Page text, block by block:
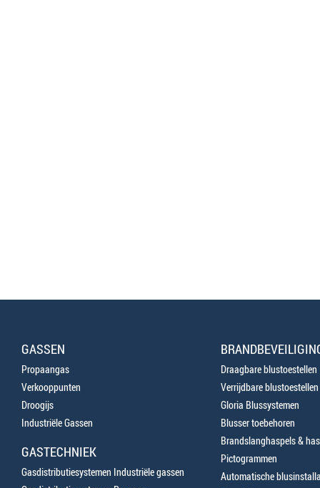
GASSEN
Propaangas
Verkooppunten
Droogijs
Industriële Gassen
GASTECHNIEK
Gasdistributiesystemen Industriële gassen
Draagbare blustoestellen
Verrijdbare blustoestellen
Gloria Blussystemen
Blusser toebehoren
Brandslanghaspels &
Pictogrammen
Automatische